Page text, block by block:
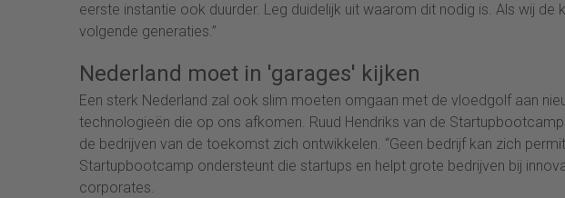
eerste instantie ook duurder. Leg duidelijk uit waarom dit nodig is. Als wij de
volgende generaties.”
Nederland moet in 'garages' kijken
Een sterk Nederland zal ook slim moeten omgaan met de vloedgolf aan
technologieën die op ons afkomen. Ruud Hendriks van de
de bedrijven van de toekomst zich ontwikkelen. “Geen bedrijf kan zich
Startupbootcamp ondersteunt die startups en helpt grote bedrijven bij
corporates.